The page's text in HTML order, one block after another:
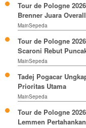
Tour de Pologne
Brenner Juara Overall
MainSepeda
Tour de Pologne
Scaroni Rebut
MainSepeda
Tadej Pogacar
Prioritas Utama
MainSepeda
Tour de Pologne
Lemmen